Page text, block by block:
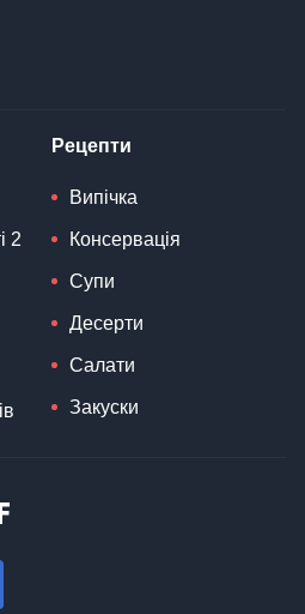
2
Рецепти
Випічка
Консервація
Супи
Десерти
Салати
Закуски